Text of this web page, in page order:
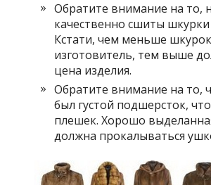
Обратите внимание на то,
качественно сшиты
Кстати, чем меньше
изготовитель, тем выше
цена изделия.
Обратите внимание на то,
был густой подшерсток,
плешек. Хорошо
должна прокалываться